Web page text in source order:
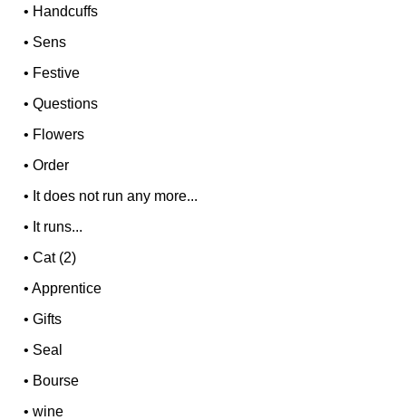
• Handcuffs
• Sens
• Festive
•Questions
• Flowers
•Order
• It does not run any more...
• It runs...
•Cat (2)
•Apprentice
•Gifts
• Seal
• Bourse
•wine